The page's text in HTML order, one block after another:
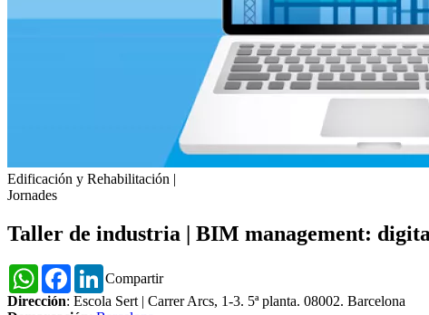
Edificación y Rehabilitación |
Jornades
Taller de industria | BIM management:
Compartir
WhatsAppFacebookLinkedIn
Dirección: Escola Sert | Carrer Arcs, 1-3. 5ª planta. 08002. Barcelona